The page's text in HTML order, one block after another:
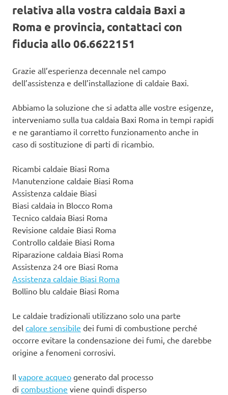
relativa alla vostra caldaia Baxi a
Roma e provincia, contattaci con
fiducia allo 06.6622151
Grazie all’esperienza decennale nel campo
dell’assistenza e dell’installazione di caldaie Baxi.
Abbiamo la soluzione che si adatta alle vostre esigenze,
interveniamo sulla tua caldaia Baxi Roma in tempi rapidi
e ne garantiamo il corretto funzionamento anche in
caso di sostituzione di parti di ricambio.
Ricambi caldaie Biasi Roma
Manutenzione caldaie Biasi Roma
Assistenza caldaie Biasi
Biasi caldaia in Blocco Roma
Tecnico caldaia Biasi Roma
Revisione caldaie Biasi Roma
Controllo caldaie Biasi Roma
Riparazione caldaia Biasi Roma
Assistenza 24 ore Biasi Roma
Assistenza caldaie Biasi Roma
Bollino blu caldaie Biasi Roma
Le caldaie tradizionali utilizzano solo una parte
del calore sensibile dei fumi di combustione perché
occorre evitare la condensazione dei fumi, che darebbe
origine a fenomeni corrosivi.
Il vapore acqueo generato dal processo
di combustione viene quindi disperso